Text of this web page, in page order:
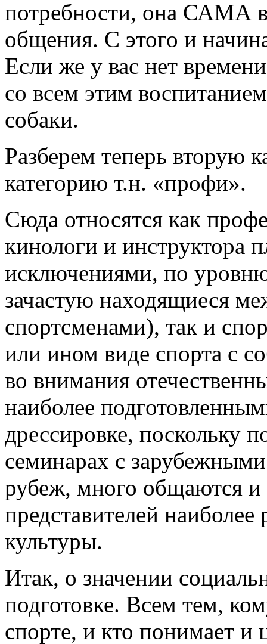
потребности, она САМА
общения. С этого и
Если же у вас нет
со всем этим
собаки.
Разберем теперь вторую
категорию т.н. «профи».
Сюда относятся как
кинологи и инструктора
исключениями, по
зачастую находящиеся
спортсменами), так и
или ином виде спорта с
во внимания
наиболее
дрессировке, поскольку
семинарах с
рубеж, много общаются
представителей
культуры.
Итак, о значении
подготовке. Всем тем,
спорте, и кто понимает и